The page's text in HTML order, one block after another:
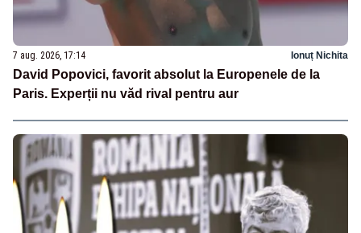
7 aug. 2026, 17:14 Ionuț Nichita
David Popovici, favorit absolut la Europenele de la
Paris. Experții nu văd rival pentru aur